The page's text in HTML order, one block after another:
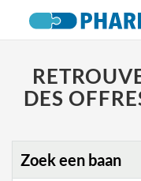
DES
Zoek een baan